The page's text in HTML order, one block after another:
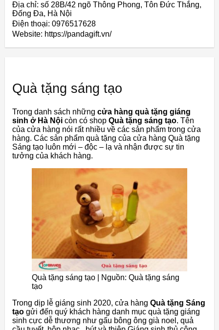
Địa chỉ: số 28B/42 ngõ Thông Phong, Tôn Đức Thắng,
Đống Đa, Hà Nội
Điện thoại: 0976517628
Website: https://pandagift.vn/
Quà tặng sáng tạo
Trong danh sách những cửa hàng quà tặng giáng
sinh ở Hà Nội còn có shop Quà tặng sáng tạo. Tên
của cửa hàng nói rất nhiều về các sản phẩm trong cửa
hàng. Các sản phẩm quà tặng của cửa hàng Quà tặng
Sáng tạo luôn mới – độc – lạ và nhận được sự tin
tưởng của khách hàng.
Quà tặng sáng tạo | Nguồn: Quà tặng sáng
tạo
Trong dịp lễ giáng sinh 2020, cửa hàng Quà tặng Sáng
tạo gửi đến quý khách hàng danh mục quà tặng giáng
sinh cực dễ thương như gấu bông ông già noel, quả